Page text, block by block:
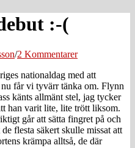
:-(
/2 Kommentarer
nationaldag med att
får vi tyvärr tänka om. Flynn
känts allmänt stel, jag tycker
han varit lite, lite trött liksom.
går att sätta fingret på och
flesta säkert skulle missat att
krämpa alltså, de där